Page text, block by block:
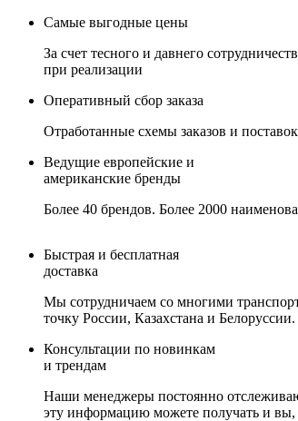
Самые выгодные цены
За счет тесного и давнего
при реализации
Оперативный сбор заказа
Отработанные схемы заказов и
Ведущие европейские и
американские бренды
Более 40 брендов. Более 2000
Быстрая и бесплатная
доставка
Мы сотрудничаем со многими
точку России, Казахстана и
Консультации по новинкам
и трендам
Наши менеджеры постоянно
эту информацию можете получать и вы,